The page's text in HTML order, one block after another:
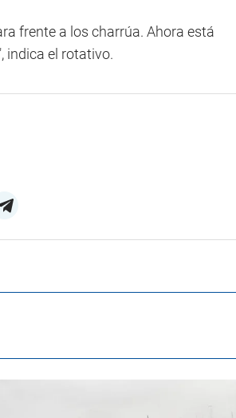
frente a los charrúa. Ahora está
indica el rotativo.